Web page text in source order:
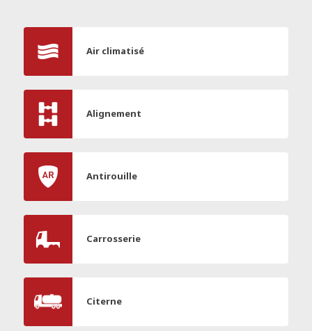
Air climatisé
Alignement
Antirouille
Carrosserie
Citerne